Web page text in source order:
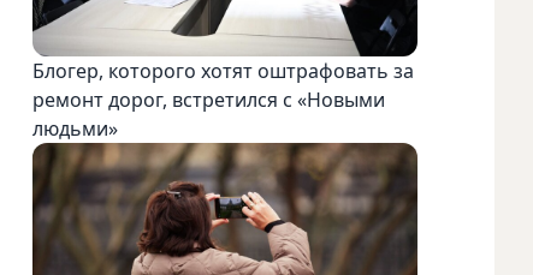
Блогер, которого хотят оштрафовать за
ремонт дорог, встретился с «Новыми
людьми»